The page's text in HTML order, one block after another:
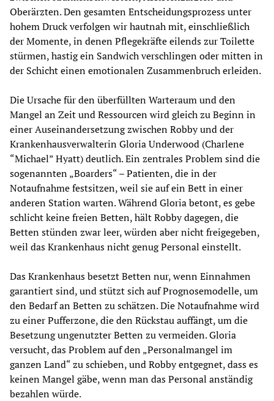
Oberärzten. Den gesamten Entscheidungsprozess unter
hohem Druck verfolgen wir hautnah mit, einschließlich
der Momente, in denen Pflegekräfte eilends zur Toilette
stürmen, hastig ein Sandwich verschlingen oder mitten in
der Schicht einen emotionalen Zusammenbruch erleiden.
Die Ursache für den überfüllten Warteraum und den
Mangel an Zeit und Ressourcen wird gleich zu Beginn in
einer Auseinandersetzung zwischen Robby und der
Krankenhausverwalterin Gloria Underwood (Charlene
“Michael” Hyatt) deutlich. Ein zentrales Problem sind die
sogenannten „Boarders“ – Patienten, die in der
Notaufnahme festsitzen, weil sie auf ein Bett in einer
anderen Station warten. Während Gloria betont, es gebe
schlicht keine freien Betten, hält Robby dagegen, die
Betten stünden zwar leer, würden aber nicht freigegeben,
weil das Krankenhaus nicht genug Personal einstellt.
Das Krankenhaus besetzt Betten nur, wenn Einnahmen
garantiert sind, und stützt sich auf Prognosemodelle, um
den Bedarf an Betten zu schätzen. Die Notaufnahme wird
zu einer Pufferzone, die den Rückstau auffängt, um die
Besetzung ungenutzter Betten zu vermeiden. Gloria
versucht, das Problem auf den „Personalmangel im
ganzen Land“ zu schieben, und Robby entgegnet, dass es
keinen Mangel gäbe, wenn man das Personal anständig
bezahlen würde.